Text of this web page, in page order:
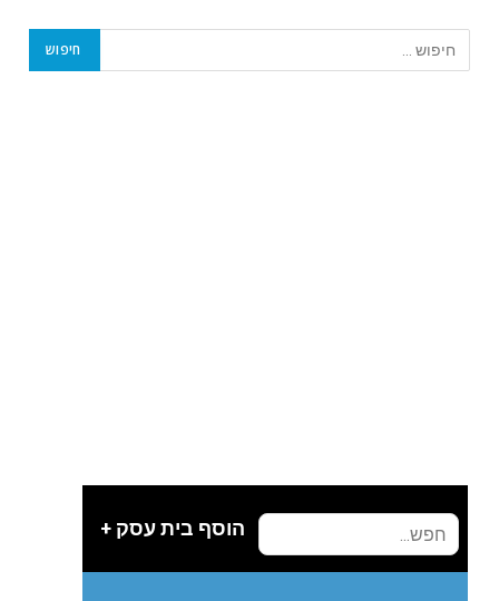
הוסף בית עסק +